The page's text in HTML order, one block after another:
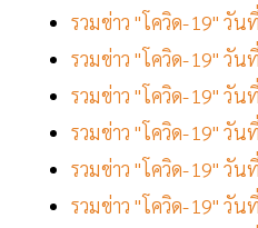
รวมข่าว "โควิด-19" วัน
รวมข่าว "โควิด-19" วัน
รวมข่าว "โควิด-19" วัน
รวมข่าว "โควิด-19" วัน
รวมข่าว "โควิด-19" วัน
รวมข่าว "โควิด-19" วัน